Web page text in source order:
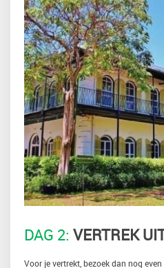
DAG 2: VERTREK
Voor je vertrekt, bezoek dan nog